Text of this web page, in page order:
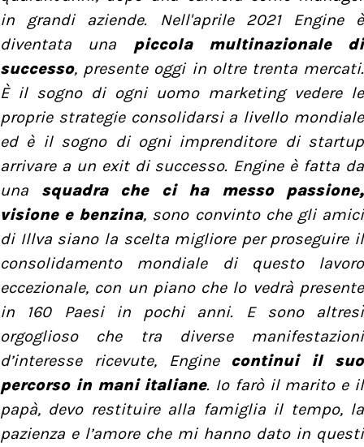
in grandi aziende. Nell'aprile 2021 Engine è
diventata una piccola multinazionale di
successo, presente oggi in oltre trenta mercati.
È il sogno di ogni uomo marketing vedere le
proprie strategie consolidarsi a livello mondiale
ed è il sogno di ogni imprenditore di startup
arrivare a un exit di successo. Engine è fatta da
una squadra che ci ha messo passione,
visione e benzina, sono convinto che gli amici
di Illva siano la scelta migliore per proseguire il
consolidamento mondiale di questo lavoro
eccezionale, con un piano che lo vedrà presente
in 160 Paesi in pochi anni. E sono altresì
orgoglioso che tra diverse manifestazioni
d’interesse ricevute, Engine continui il suo
percorso in mani italiane. Io farò il marito e il
papà, devo restituire alla famiglia il tempo, la
pazienza e l’amore che mi hanno dato in questi